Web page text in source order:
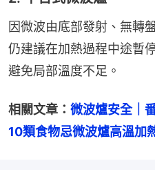
因微波由底部發射、無轉
仍建議在加熱過程中途暫
避免局部溫度不足。
相關文章： 微波爐安全｜
10類食物忌微波爐高溫加